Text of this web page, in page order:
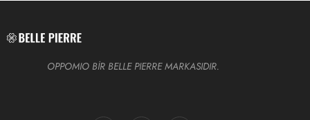
OPPOMIO BİR BELLE PIERRE MARKASIDIR.